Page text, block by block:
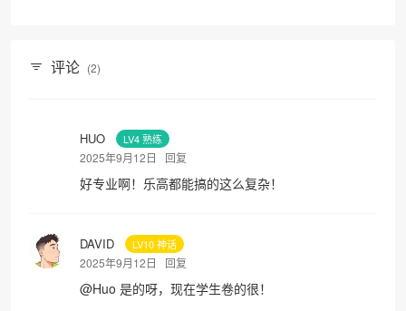
评论 (2)
HUO LV4 熟练
2025年9月12日 回复
好专业啊！乐高都能搞的这么复杂！
DAVID LV10 神话
2025年9月12日 回复
@Huo 是的呀，现在学生卷的很！